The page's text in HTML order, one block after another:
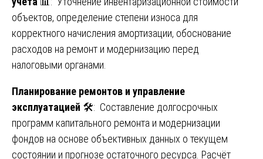
объектов, определение степени износа для
корректного начисления амортизации, обоснование
расходов на ремонт и модернизацию перед
налоговыми органами.
Планирование ремонтов и управление
эксплуатацией 🛠️: Составление долгосрочных
программ капитального ремонта и модернизации
фондов на основе объективных данных о текущем
состоянии и прогнозе остаточного ресурса. Расчёт